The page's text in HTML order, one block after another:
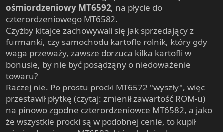
ośmiordzeniowy MT6592, na płycie do
czterordzeniowego MT6582.
Czyżby kitajce zachowywali się jak sprzedający z
furmanki, czy samochodu kartofle rolnik, który gdy
waga przeważy, zawsze dorzuca kilka kartofli w
bonusie, by nie być posądząny o niedoważenie
towaru?
Raczej nie. Po prostu procki MT6572 "wyszły", więc
przestawił płytkę (czytaj: zmienił zawartość ROM-u)
na pinowo zgodne czterordzeniowce MT6582, a jako
że wszystkie procki są w podobnej cenie, to kupił